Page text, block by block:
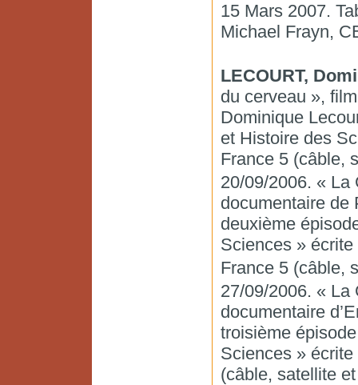
15 Mars 2007.
Michael Frayn,
LECOURT,
du cerveau »,
Dominique
et Histoire des
France 5 (câble,
20/09/2006. « La
documentaire de
deuxième
Sciences » écrite
France 5 (câble,
27/09/2006. « La
documentaire
troisième
Sciences »
(câble, satellite